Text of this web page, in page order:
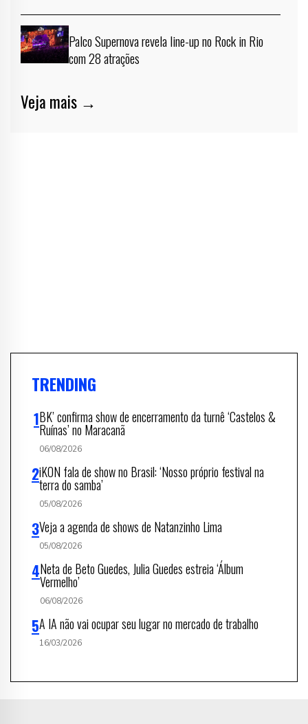
Palco Supernova revela line-up no Rock in Rio
com 28 atrações
Veja mais →
TRENDING
BK’ confirma show de encerramento da turnê ‘Castelos &
Ruínas’ no Maracanã
06/08/2026
iKON fala de show no Brasil: ‘Nosso próprio festival na
terra do samba’
05/08/2026
Veja a agenda de shows de Natanzinho Lima
05/08/2026
Neta de Beto Guedes, Julia Guedes estreia ‘Álbum
Vermelho’
06/08/2026
A IA não vai ocupar seu lugar no mercado de trabalho
16/03/2026